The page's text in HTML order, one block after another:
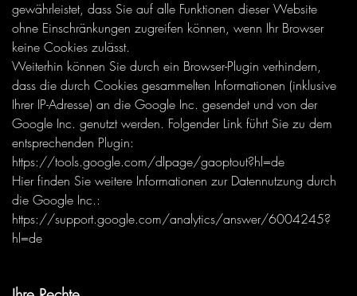
gewährleistet, dass Sie auf alle Funktionen dieser Website
ohne Einschränkungen zugreifen können, wenn Ihr Browser
keine Cookies zulässt.
Weiterhin können Sie durch ein Browser-Plugin verhindern,
dass die durch Cookies gesammelten Informationen (inklusive
Ihrer IP-Adresse) an die Google Inc. gesendet und von der
Google Inc. genutzt werden. Folgender Link führt Sie zu dem
entsprechenden Plugin:
https://tools.google.com/dlpage/gaoptout?hl=de
Hier finden Sie weitere Informationen zur Datennutzung durch
die Google Inc.:
https://support.google.com/analytics/answer/6004245?
hl=de